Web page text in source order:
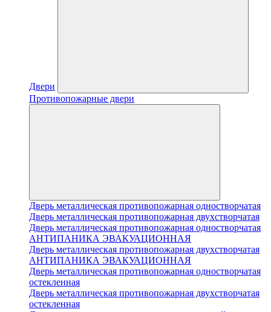
Двери
Противопожарные двери
Дверь металлическая противопожарная одностворчатая
Дверь металлическая противопожарная двухстворчатая
Дверь металлическая противопожарная одностворчатая
АНТИПАНИКА ЭВАКУАЦИОННАЯ
Дверь металлическая противопожарная двухстворчатая
АНТИПАНИКА ЭВАКУАЦИОННАЯ
Дверь металлическая противопожарная одностворчатая
остекленная
Дверь металлическая противопожарная двухстворчатая
остекленная